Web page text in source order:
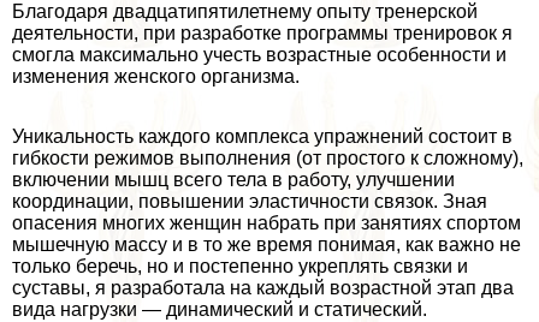
Благодаря двадцатипятилетнему опыту тренерской
деятельности, при разработке программы тренировок я
смогла максимально учесть возрастные особенности и
изменения женского организма.
Уникальность каждого комплекса упражнений состоит в
гибкости режимов выполнения (от простого к сложному),
включении мышц всего тела в работу, улучшении
координации, повышении эластичности связок. Зная
опасения многих женщин набрать при занятиях спортом
мышечную массу и в то же время понимая, как важно не
только беречь, но и постепенно укреплять связки и
суставы, я разработала на каждый возрастной этап два
вида нагрузки — динамический и статический.